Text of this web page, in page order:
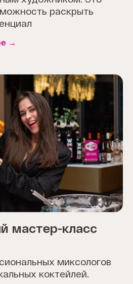
раскрыть
мастер-класс
миксологов
коктейлей.